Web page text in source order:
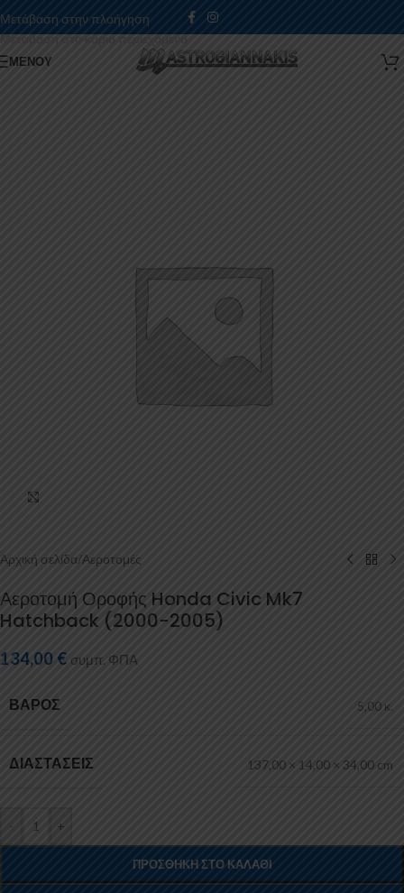
Μετάβαση στην πλοήγηση
Μετάβαση στο κύριο περιεχόμενο
ΜΕΝΟΎ
Αρχική σελίδα/Αεροτομές
Αεροτομή Οροφής Honda Civic Mk7
Hatchback (2000-2005)
134,00 € συμπ. ΦΠΑ
ΒΆΡΟΣ 5,00 κ.
ΔΙΑΣΤΆΣΕΙΣ 137,00 × 14,00 × 34,00 cm
- +
ΠΡΟΣΘΉΚΗ ΣΤΟ ΚΑΛΆΘΙ